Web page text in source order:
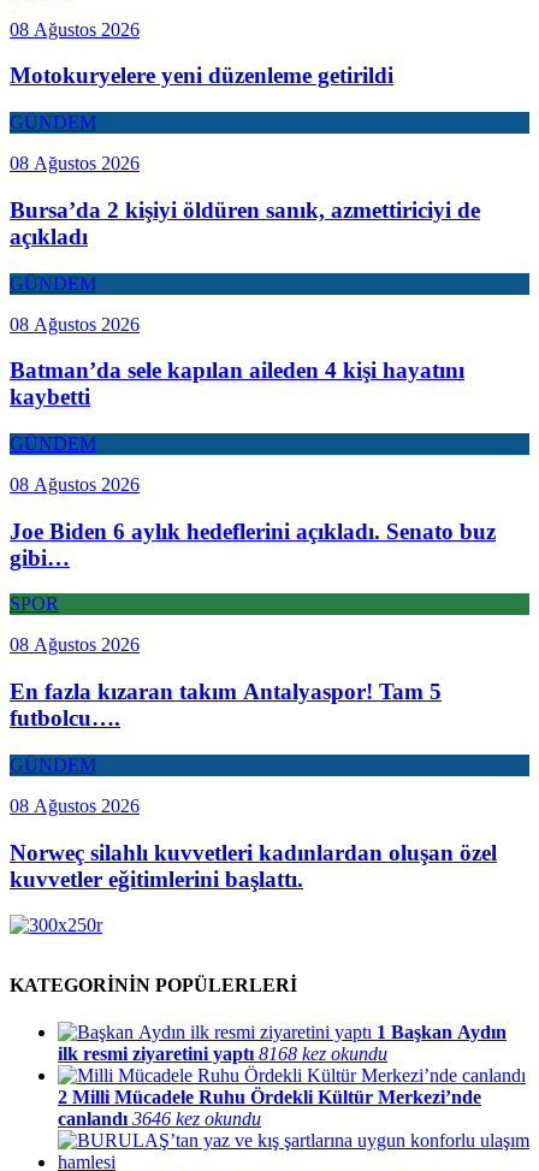
08 Ağustos 2026
Motokuryelere yeni düzenleme getirildi
GÜNDEM
08 Ağustos 2026
Bursa’da 2 kişiyi öldüren sanık, azmettiriciyi de
açıkladı
GÜNDEM
08 Ağustos 2026
Batman’da sele kapılan aileden 4 kişi hayatını
kaybetti
GÜNDEM
08 Ağustos 2026
Joe Biden 6 aylık hedeflerini açıkladı. Senato buz
gibi…
SPOR
08 Ağustos 2026
En fazla kızaran takım Antalyaspor! Tam 5
futbolcu….
GÜNDEM
08 Ağustos 2026
Norweç silahlı kuvvetleri kadınlardan oluşan özel
kuvvetler eğitimlerini başlattı.
KATEGORİNİN POPÜLERLERİ
1 Başkan Aydın
ilk resmi ziyaretini yaptı 8168 kez okundu
2 Milli Mücadele Ruhu Ördekli Kültür Merkezi’nde
canlandı 3646 kez okundu